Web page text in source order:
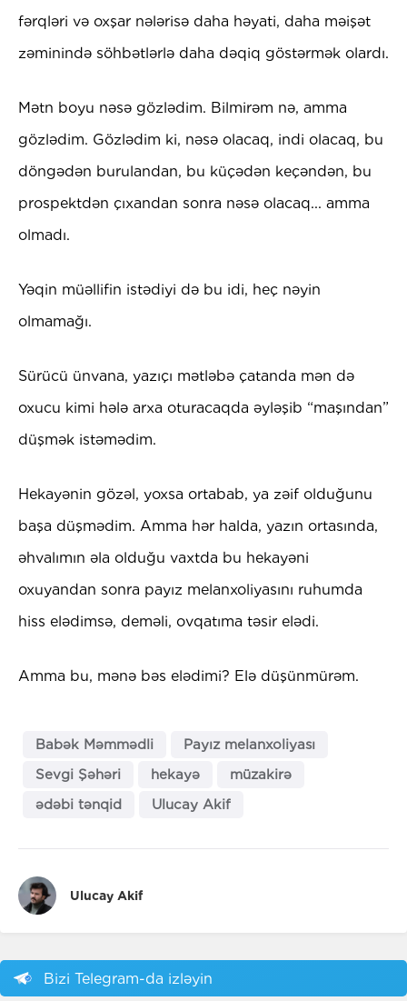
fərqləri və oxşar nələrisə daha həyati, daha məişət
zəminində söhbətlərlə daha dəqiq göstərmək olardı.
Mətn boyu nəsə gözlədim. Bilmirəm nə, amma
gözlədim. Gözlədim ki, nəsə olacaq, indi olacaq, bu
döngədən burulandan, bu küçədən keçəndən, bu
prospektdən çıxandan sonra nəsə olacaq... amma
olmadı.
Yəqin müəllifin istədiyi də bu idi, heç nəyin
olmamağı.
Sürücü ünvana, yazıçı mətləbə çatanda mən də
oxucu kimi hələ arxa oturacaqda əyləşib “maşından”
düşmək istəmədim.
Hekayənin gözəl, yoxsa ortabab, ya zəif olduğunu
başa düşmədim. Amma hər halda, yazın ortasında,
əhvalımın əla olduğu vaxtda bu hekayəni
oxuyandan sonra payız melanxoliyasını ruhumda
hiss elədimsə, deməli, ovqatıma təsir elədi.
Amma bu, mənə bəs elədimi? Elə düşünmürəm.
Babək Məmmədli
Payız melanxoliyası
Sevgi Şəhəri
hekayə
müzakirə
ədəbi tənqid
Ulucay Akif
Ulucay Akif
Bizi Telegram-da izləyin